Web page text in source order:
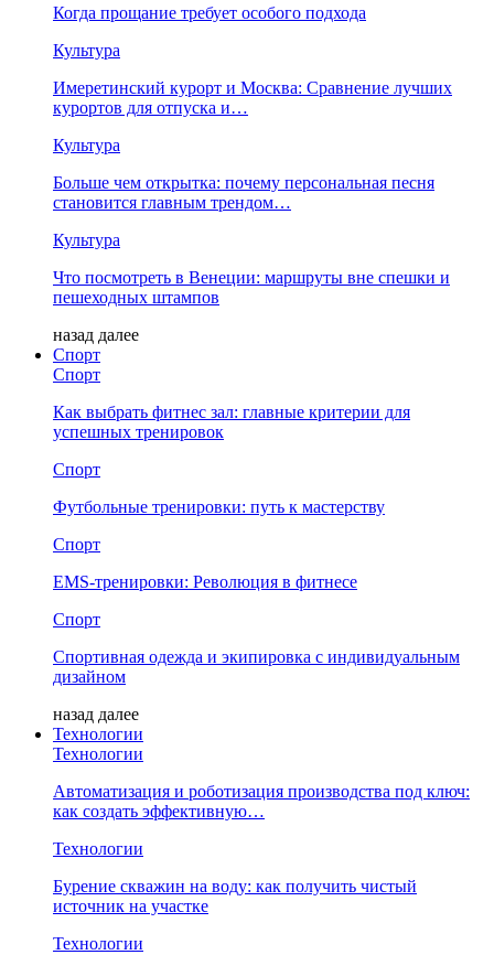
Когда прощание требует особого подхода
Культура
Имеретинский курорт и Москва: Сравнение лучших
курортов для отпуска и…
Культура
Больше чем открытка: почему персональная песня
становится главным трендом…
Культура
Что посмотреть в Венеции: маршруты вне спешки и
пешеходных штампов
назад далее
Спорт
Спорт
Как выбрать фитнес зал: главные критерии для
успешных тренировок
Спорт
Футбольные тренировки: путь к мастерству
Спорт
EMS-тренировки: Революция в фитнесе
Спорт
Спортивная одежда и экипировка с индивидуальным
дизайном
назад далее
Технологии
Технологии
Автоматизация и роботизация производства под ключ:
как создать эффективную…
Технологии
Бурение скважин на воду: как получить чистый
источник на участке
Технологии